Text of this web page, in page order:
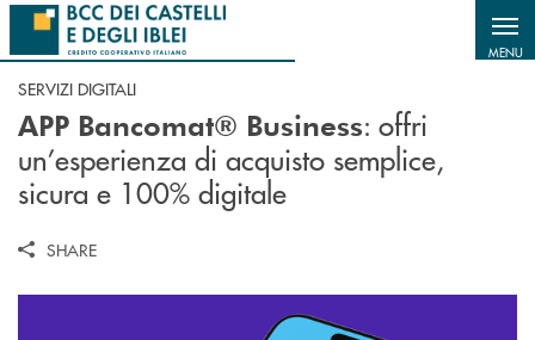
Salta al contenuto principale
MENU
SERVIZI DIGITALI
APP Bancomat® Business: offri
un’esperienza di acquisto semplice,
sicura e 100% digitale
SHARE